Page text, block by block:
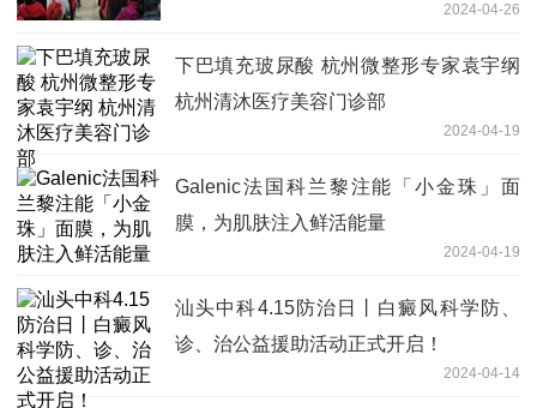
2024-04-26
下巴填充玻尿酸 杭州微整形专家袁宇纲
杭州清沐医疗美容门诊部
2024-04-19
Galenic法国科兰黎注能「小金珠」面
膜，为肌肤注入鲜活能量
2024-04-19
汕头中科4.15防治日丨白癜风科学防、
诊、治公益援助活动正式开启！
2024-04-14